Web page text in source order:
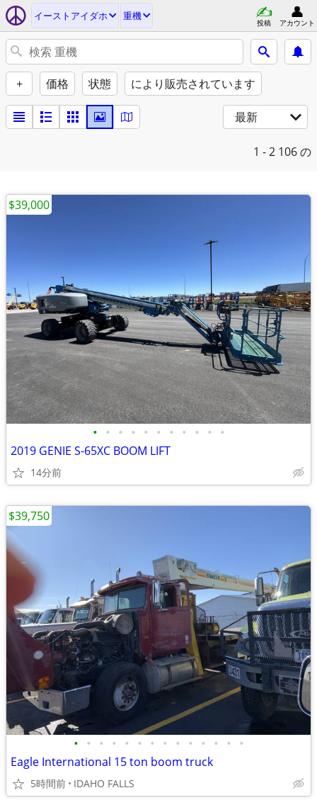
イーストアイダホ 重機
投稿 アカウント
+ 価格 状態 により販売されています
最新
1 - 2 106 の
• • • • • • • • • • •
2019 GENIE S-65XC BOOM LIFT
14分前
$39,000
• • • • • • • • • • • • • •
Eagle International 15 ton boom truck
5時間前 IDAHO FALLS
$39,750